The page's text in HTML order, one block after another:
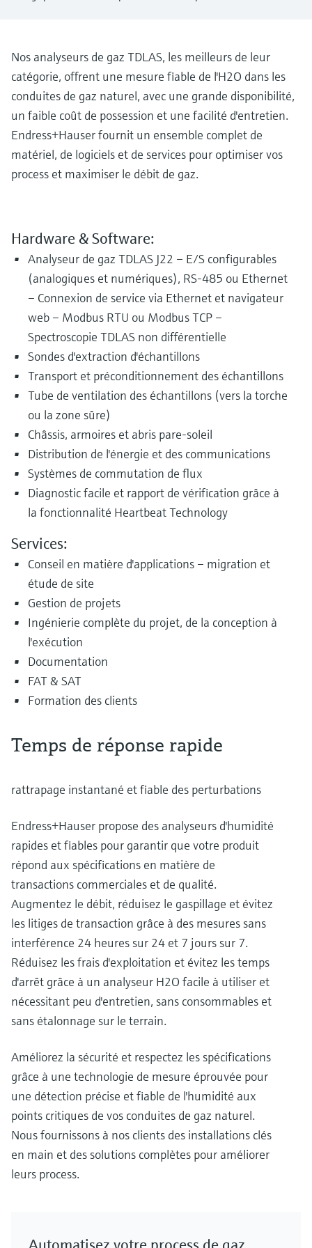
Trouver des informations et de la
documentation spécifiques à un produit
Recherche de pièces détachées
Trouvez la bonne pièce de rechange en
tapant la racine/le code du produit et
accédez aux données spécifiques, vues
éclatées et notices de montage des appareils
pour un remplacement/réparation rapide.
Mesure du niveau par la pression
Voir tous
Mesure par transmission de micro-
ondes
Technologie Memosens
Voir tous
Nos analyseurs de gaz TDLAS, les meilleurs de leur
catégorie, offrent une mesure fiable de l'H2O dans les
conduites de gaz naturel, avec une grande disponibilité,
un faible coût de possession et une facilité d'entretien.
Endress+Hauser fournit un ensemble complet de
matériel, de logiciels et de services pour optimiser vos
process et maximiser le débit de gaz.
Hardware & Software:
Analyseur de gaz TDLAS J22 – E/S configurables
(analogiques et numériques), RS-485 ou Ethernet
– Connexion de service via Ethernet et navigateur
web – Modbus RTU ou Modbus TCP –
Spectroscopie TDLAS non différentielle
Sondes d'extraction d'échantillons
Transport et préconditionnement des échantillons
Tube de ventilation des échantillons (vers la torche
ou la zone sûre)
Châssis, armoires et abris pare-soleil
Distribution de l'énergie et des communications
Systèmes de commutation de flux
Diagnostic facile et rapport de vérification grâce à
la fonctionnalité Heartbeat Technology
Services:
Conseil en matière d'applications – migration et
étude de site
Gestion de projets
Ingénierie complète du projet, de la conception à
l'exécution
Documentation
FAT & SAT
Formation des clients
Temps de réponse rapide
rattrapage instantané et fiable des perturbations
Endress+Hauser propose des analyseurs d'humidité
rapides et fiables pour garantir que votre produit
répond aux spécifications en matière de
transactions commerciales et de qualité.
Augmentez le débit, réduisez le gaspillage et évitez
les litiges de transaction grâce à des mesures sans
interférence 24 heures sur 24 et 7 jours sur 7.
Réduisez les frais d'exploitation et évitez les temps
d'arrêt grâce à un analyseur H2O facile à utiliser et
nécessitant peu d'entretien, sans consommables et
sans étalonnage sur le terrain.
Améliorez la sécurité et respectez les spécifications
grâce à une technologie de mesure éprouvée pour
une détection précise et fiable de l'humidité aux
points critiques de vos conduites de gaz naturel.
Nous fournissons à nos clients des installations clés
en main et des solutions complètes pour améliorer
leurs process.